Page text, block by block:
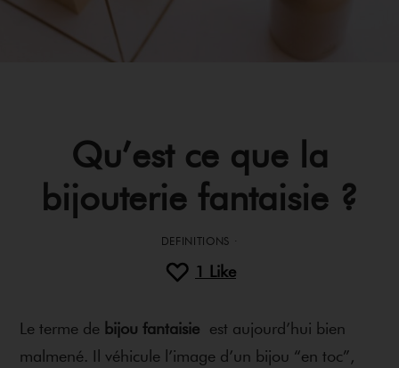
Qu’est ce que la
bijouterie fantaisie ?
DEFINITIONS ·
1 Like
Le terme de bijou fantaisie est aujourd’hui bien
malmené. Il véhicule l’image d’un bijou “en toc”,